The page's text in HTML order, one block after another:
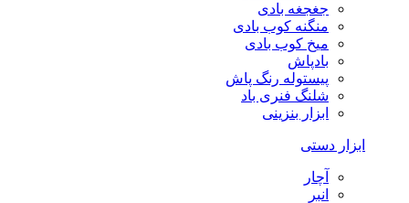
جغجغه بادی
منگنه کوب بادی
میخ کوب بادی
بادپاش
پیستوله رنگ پاش
شلنگ فنری باد
ابزار بنزینی
ابزار دستی
آچار
انبر